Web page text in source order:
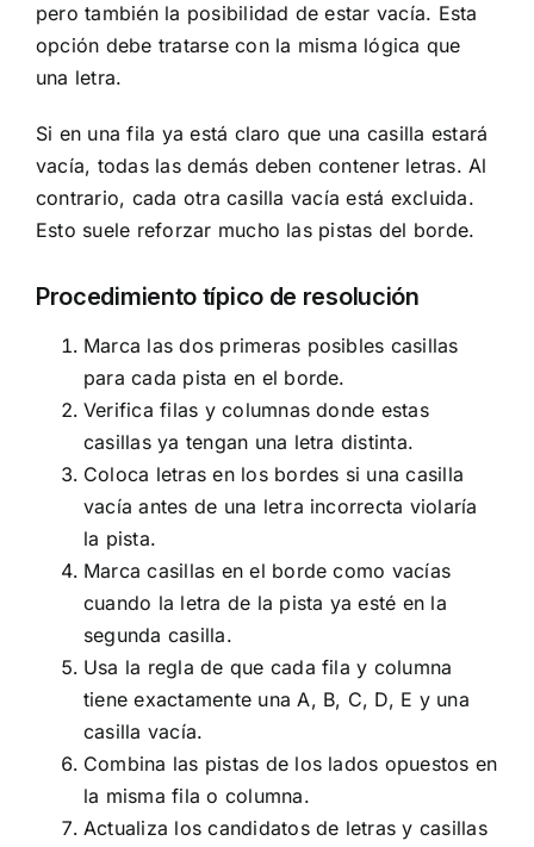
pero también la posibilidad de estar vacía. Esta
opción debe tratarse con la misma lógica que
una letra.
Si en una fila ya está claro que una casilla estará
vacía, todas las demás deben contener letras. Al
contrario, cada otra casilla vacía está excluida.
Esto suele reforzar mucho las pistas del borde.
Procedimiento típico de resolución
Marca las dos primeras posibles casillas
para cada pista en el borde.
Verifica filas y columnas donde estas
casillas ya tengan una letra distinta.
Coloca letras en los bordes si una casilla
vacía antes de una letra incorrecta violaría
la pista.
Marca casillas en el borde como vacías
cuando la letra de la pista ya esté en la
segunda casilla.
Usa la regla de que cada fila y columna
tiene exactamente una A, B, C, D, E y una
casilla vacía.
Combina las pistas de los lados opuestos en
la misma fila o columna.
Actualiza los candidatos de letras y casillas